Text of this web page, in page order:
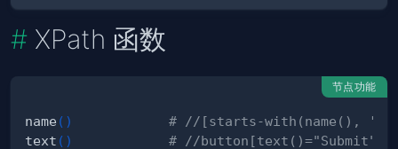
XPath 函数
节点功能
name ( )
# //[starts-with(name(),
text ( )
# //button[text()="Submit"]